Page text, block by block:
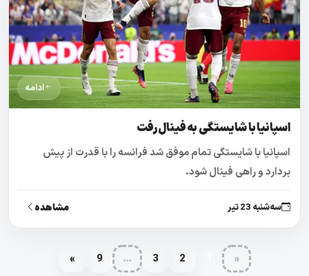
ادامه
اسپانیا با شایستگی به فینال رفت
اسپانیا با شایستگی تمام موفق شد فرانسه را با قدرت از پیش
بردارد و راهی فینال شود.
سه‌شنبه 23 تیر مشاهده
«
2
3
…
9
»